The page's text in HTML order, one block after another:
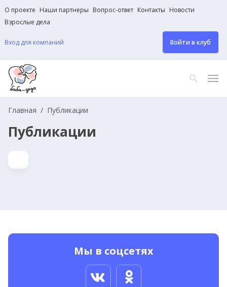
О проекте Наши партнеры Вопрос-ответ Контакты Новости
Взрослые дела
Вход для компаний Войти в клуб
Главная Публикации
Публикации
Мы в соцсетях